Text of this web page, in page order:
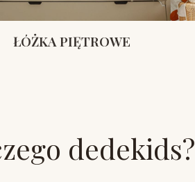
ŁÓŻKA PIĘTROWE
dedekids?